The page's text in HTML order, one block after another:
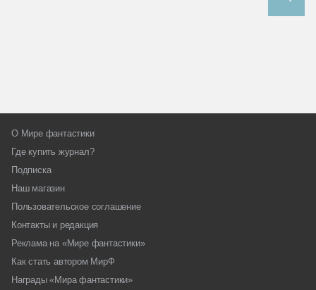
О Мире фантастики
Где купить журнал?
Подписка
Наш магазин
Пользовательское соглашение
Контакты и редакция
Реклама на «Мире фантастики»
Как стать автором МирФ
Награды «Мира фантастики»